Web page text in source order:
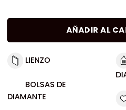
AÑADIR AL
LIENZO
BOLSAS DE
DIAMANTE